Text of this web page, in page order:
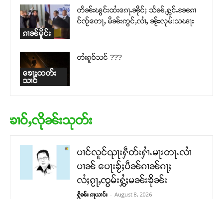
ၵၢၼ်မိူင်း
တႅၼ်းၽွင်းထႆးၵေႃႉၼိုင်ႈ သႅၼ်ႇႁွင်ႉၼႄၵၢ
င်ၸႂ်တေႃႇ မိၼ်းဢွင်ႇလၢႆႇ ၼႂ်းလုမ်းသၽႃး
ၶေႃႈထတ်း
သၢင်
တႆးၵူဝ်သင် ???
ၶၢဝ်ႇလိုၼ်းသုတ်း
ပၢင်လူင်ၺႃးႁဵတ်းႁၢႆႉမႃးတႃႉလၢႆ
ပၢၼ် ​​ပေႃးၶႂ်ႈပဵၼ်ၵၢၼ်ၵႃႈ
လႆႈၵႂႃႇၸွမ်းႁွႆႈမၼ်းၶိုၼ်း
ႁိုၼ်း ၵႃယၢင်း - August 8, 2026